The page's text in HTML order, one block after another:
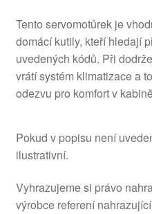
Tento servomotůrek je
domácí kutily, kteří hledají
uvedených kódů. Při
vrátí systém klimatizace a
odezvu pro komfort v
Pokud v popisu není
ilustrativní.
Vyhrazujeme si právo
výrobce referení